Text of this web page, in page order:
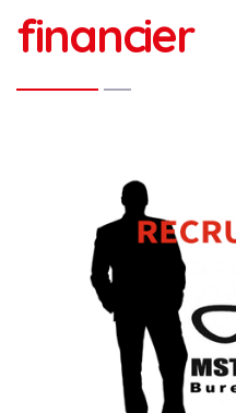
financier